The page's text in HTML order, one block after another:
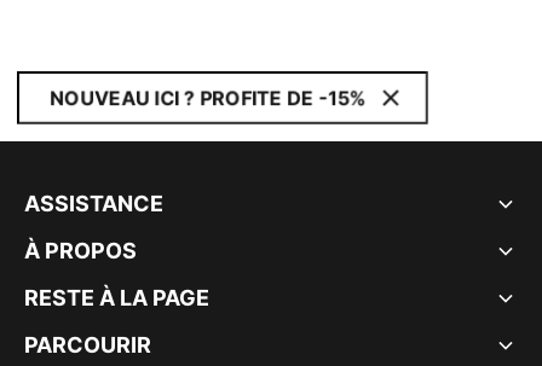
NOUVEAU ICI ? PROFITE DE -15%
ASSISTANCE
À PROPOS
RESTE À LA PAGE
PARCOURIR